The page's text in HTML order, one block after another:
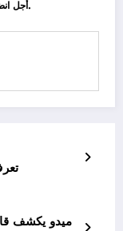
أجل انضمامه لقلعة الدراويش، خلال الميركاتو الشتوي الحالي.
ميدو يكشف